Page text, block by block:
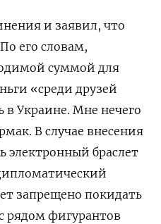
и заявил, что
его словам,
суммой для
«среди друзей
в Украине. Мне нечего
В случае внесения
электронный браслет
запрещено покидать
рядом фигурантов